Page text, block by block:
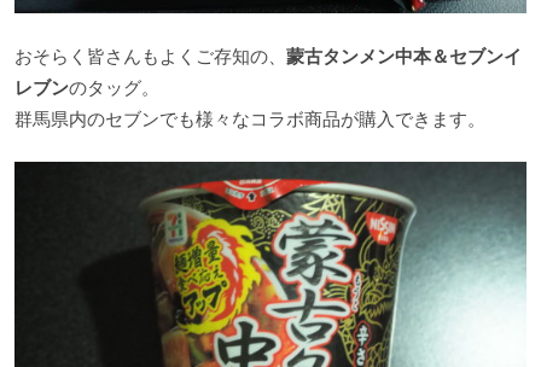
おそらく皆さんもよくご存知の、 蒙古タンメン中本＆セブンイ
レブンのタッグ。
群馬県内のセブンでも様々なコラボ商品が購入できます。